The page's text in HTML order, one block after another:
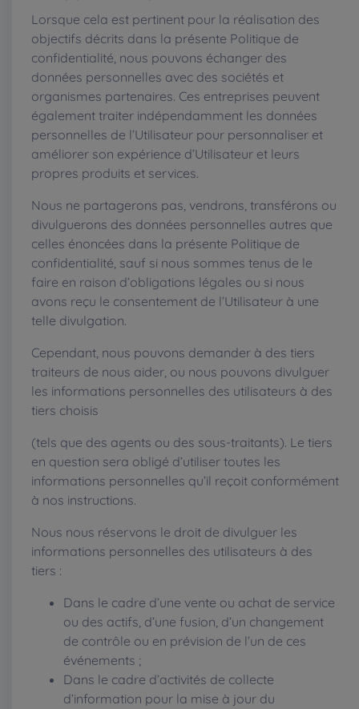
Lorsque cela est pertinent pour la réalisation des
objectifs décrits dans la présente Politique de
confidentialité, nous pouvons échanger des
données personnelles avec des sociétés et
organismes partenaires. Ces entreprises peuvent
également traiter indépendamment les données
personnelles de l’Utilisateur pour personnaliser et
améliorer son expérience d’Utilisateur et leurs
propres produits et services.
Nous ne partagerons pas, vendrons, transférons ou
divulguerons des données personnelles autres que
celles énoncées dans la présente Politique de
confidentialité, sauf si nous sommes tenus de le
faire en raison d’obligations légales ou si nous
avons reçu le consentement de l’Utilisateur à une
telle divulgation.
Cependant, nous pouvons demander à des tiers
traiteurs de nous aider, ou nous pouvons divulguer
les informations personnelles des utilisateurs à des
tiers choisis
(tels que des agents ou des sous-traitants). Le tiers
en question sera obligé d’utiliser toutes les
informations personnelles qu’il reçoit conformément
à nos instructions.
Nous nous réservons le droit de divulguer les
informations personnelles des utilisateurs à des
tiers :
Dans le cadre d’une vente ou achat de service
ou des actifs, d’une fusion, d’un changement
de contrôle ou en prévision de l’un de ces
événements ;
Dans le cadre d’activités de collecte
d’information pour la mise à jour du